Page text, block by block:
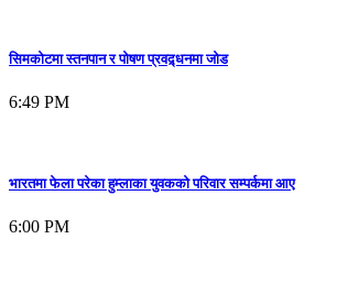
सिमकोटमा स्तनपान र पोषण प्रवद्र्धनमा जोड
6:49 PM
भारतमा फेला परेका हुम्लाका युवकको परिवार सम्पर्कमा आए
6:00 PM